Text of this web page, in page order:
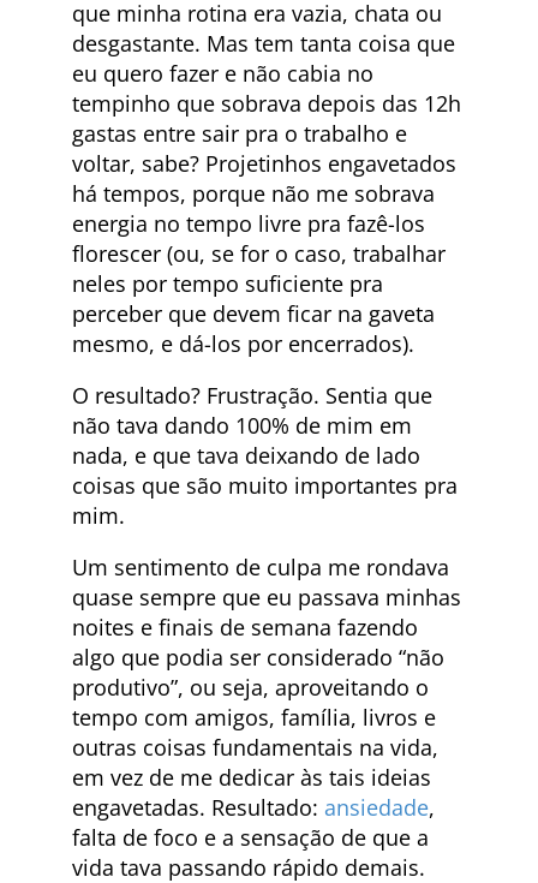
que minha rotina era vazia, chata ou
desgastante. Mas tem tanta coisa que
eu quero fazer e não cabia no
tempinho que sobrava depois das 12h
gastas entre sair pra o trabalho e
voltar, sabe? Projetinhos engavetados
há tempos, porque não me sobrava
energia no tempo livre pra fazê-los
florescer (ou, se for o caso, trabalhar
neles por tempo suficiente pra
perceber que devem ficar na gaveta
mesmo, e dá-los por encerrados).
O resultado? Frustração. Sentia que
não tava dando 100% de mim em
nada, e que tava deixando de lado
coisas que são muito importantes pra
mim.
Um sentimento de culpa me rondava
quase sempre que eu passava minhas
noites e finais de semana fazendo
algo que podia ser considerado “não
produtivo”, ou seja, aproveitando o
tempo com amigos, família, livros e
outras coisas fundamentais na vida,
em vez de me dedicar às tais ideias
engavetadas. Resultado: ansiedade,
falta de foco e a sensação de que a
vida tava passando rápido demais.